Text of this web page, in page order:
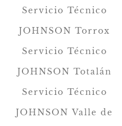
Servicio Técnico
JOHNSON Torrox
Servicio Técnico
JOHNSON Totalán
Servicio Técnico
JOHNSON Valle de